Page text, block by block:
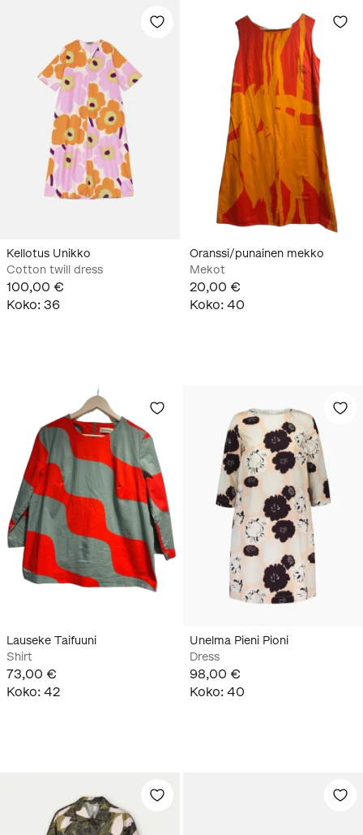
Kellotus Unikko
Cotton twill dress
100,00 €
Koko: 36
Oranssi/punainen mekko
Mekot
20,00 €
Koko: 40
Lauseke Taifuuni
Shirt
73,00 €
Koko: 42
Unelma Pieni Pioni
Dress
98,00 €
Koko: 40